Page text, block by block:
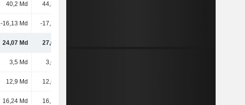
40,2 Md 44,39 Md
-16,13 Md -17,36 Md
24,07 Md 27,03 Md
3,5 Md 3,65 Md
12,9 Md 12,82 Md
16,24 Md 16,14 Md